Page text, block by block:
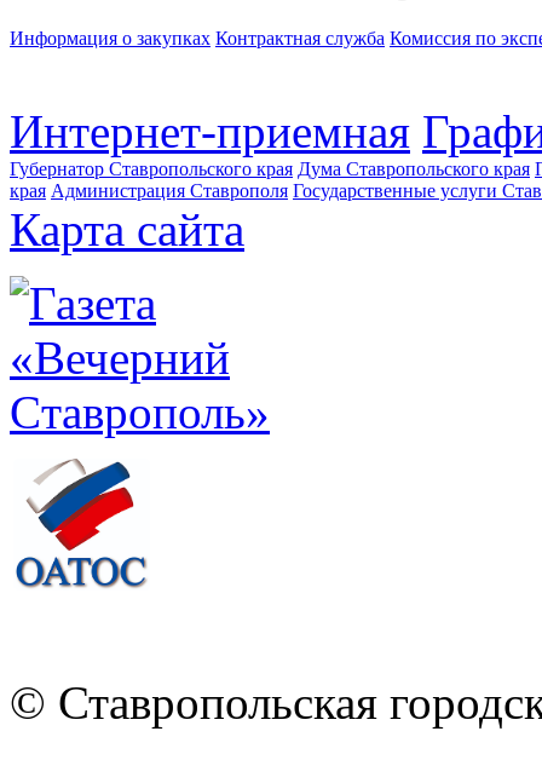
Информация о закупках Контрактная служба Комиссия по
Интернет-приемная
Губернатор Ставропольского края Дума Ставропольского края
края Администрация Ставрополя Государственные услуги
Карта сайта
© Ставропольская